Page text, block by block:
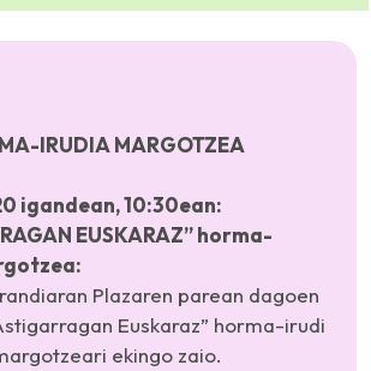
IRUDIA MARGOTZEA
igandean, 10:30ean:
EUSKARAZ” horma-
Plazaren parean dagoen
Euskaraz” horma-irudi
ekingo zaio.